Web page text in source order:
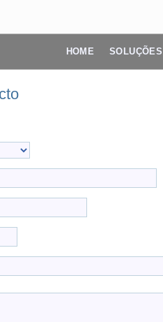
HOME SOLUÇÕES